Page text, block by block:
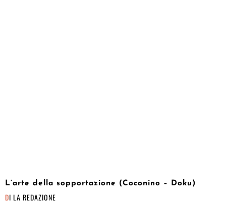
L’arte della sopportazione (Coconino – Doku)
DI LA REDAZIONE